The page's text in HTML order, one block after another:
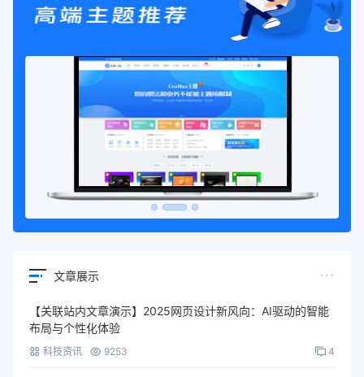
文章展示
【关联站内文章演示】2025网页设计新风向：AI驱动的智能
布局与个性化体验
科技资讯 9253 4